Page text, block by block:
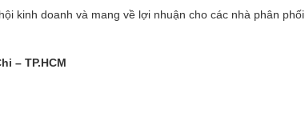
kinh doanh và mang về lợi nhuận cho các nhà phân phối.
– TP.HCM